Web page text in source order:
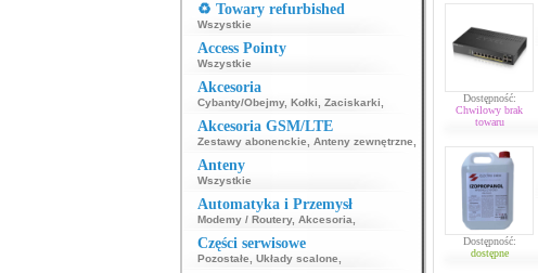
♻️ Towary refurbished
Wszystkie
Access Pointy
Wszystkie
Akcesoria
Cybanty/Obejmy, Kołki Zaciskarki
Akcesoria GSM/LTE
Zestawy abonenckie Anteny zewnętrzne
Anteny
Wszystkie
Automatyka i Przemysł
Modemy / Routery, Akcesoria
Części serwisowe
Pozostałe Układy scalone
Dostępność:
Chwilowy brak
towaru
Dostępność:
dostępne